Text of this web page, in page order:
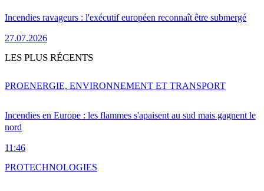
Incendies ravageurs : l'exécutif européen reconnaît être submergé
27.07.2026
LES PLUS RÉCENTS
Incendies en Europe : les flammes s'apaisent au sud mais gagnent le
nord
11:46
PROENERGIE, ENVIRONNEMENT ET TRANSPORT
PROTECHNOLOGIES